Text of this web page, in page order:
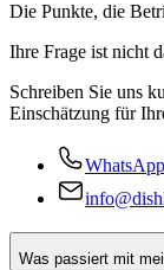
Die Punkte, die
Ihre Frage ist nicht
Schreiben Sie uns
Einschätzung für
WhatsApp
Was passiert mit